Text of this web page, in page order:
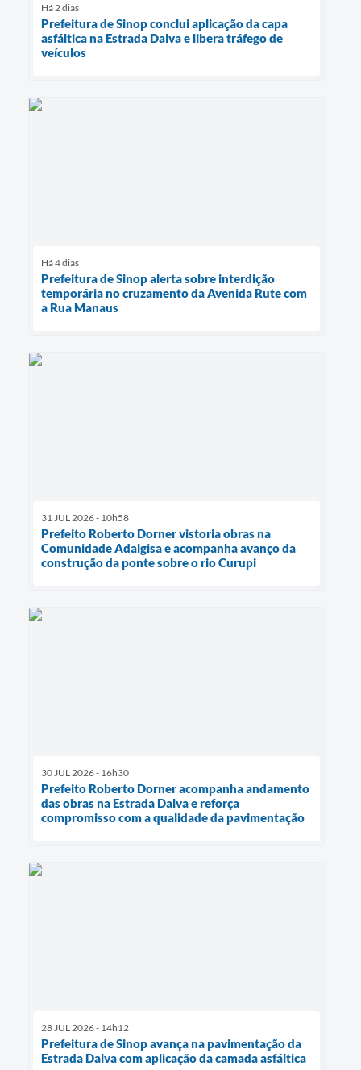
Há 2 dias
Prefeitura de Sinop conclui aplicação da capa
asfáltica na Estrada Dalva e libera tráfego de
veículos
Há 4 dias
Prefeitura de Sinop alerta sobre interdição
temporária no cruzamento da Avenida Rute com
a Rua Manaus
31 JUL 2026 - 10h58
Prefeito Roberto Dorner vistoria obras na
Comunidade Adalgisa e acompanha avanço da
construção da ponte sobre o rio Curupi
30 JUL 2026 - 16h30
Prefeito Roberto Dorner acompanha andamento
das obras na Estrada Dalva e reforça
compromisso com a qualidade da pavimentação
28 JUL 2026 - 14h12
Prefeitura de Sinop avança na pavimentação da
Estrada Dalva com aplicação da camada asfáltica